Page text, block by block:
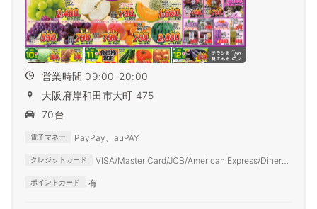
営業時間 09:00-20:00
大阪府岸和田市大町 475
70台
電子マネー PayPay、auPAY
クレジットカード
VISA/Master Card/JCB/American Express/Diners
ポイントカード 有